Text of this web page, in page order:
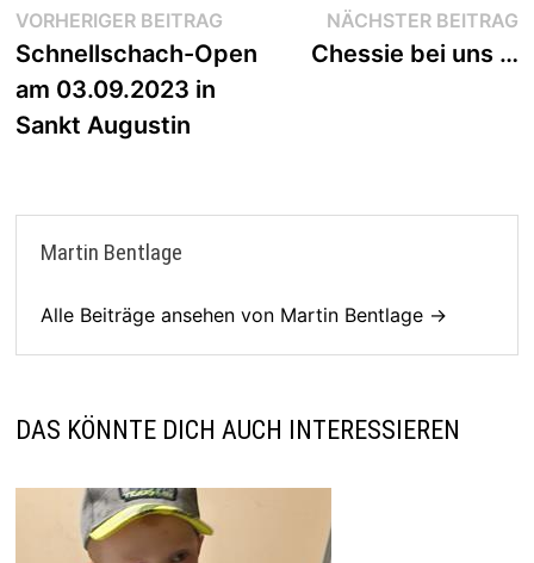
Beitragsnavigation
VORHERIGER BEITRAGVorheriger
Beitrag:
Schnellschach-Open
am 03.09.2023 in
Sankt Augustin
NÄCHSTER BEITRAG
Chessie bei uns …
Martin Bentlage
Alle Beiträge ansehen von Martin Bentlage →
DAS KÖNNTE DICH AUCH INTERESSIEREN